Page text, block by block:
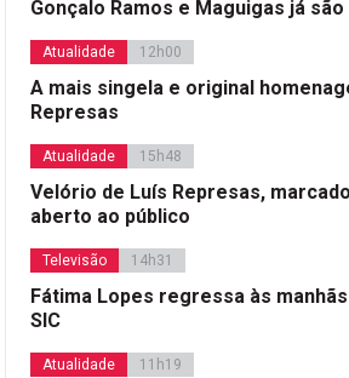
Gonçalo Ramos e Maguigas já
Atualidade 12h00
A mais singela e original
Represas
Atualidade 15h48
Velório de Luís Represas,
aberto ao público
Televisão 14h31
Fátima Lopes regressa às
SIC
Atualidade 11h19